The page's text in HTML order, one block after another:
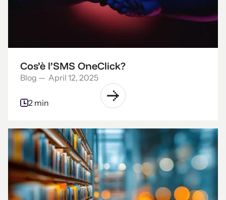
Cos’è l’SMS OneClick?
Blog — April 12, 2025
2 min